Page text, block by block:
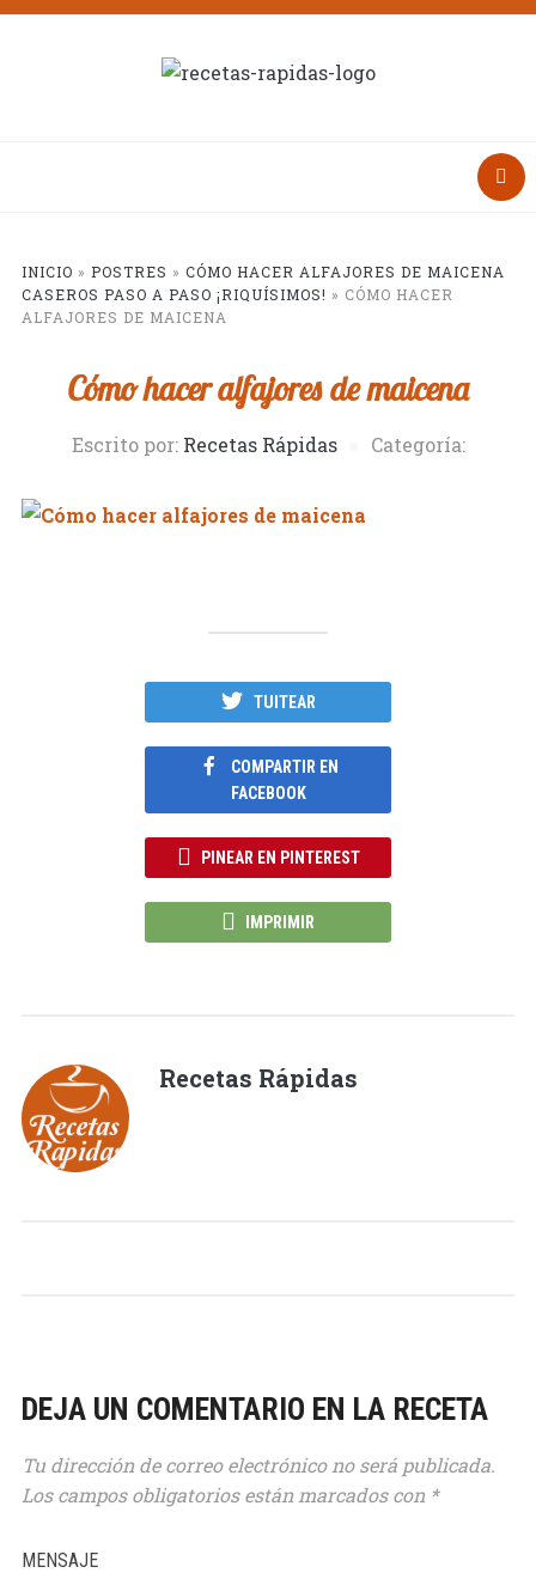
INICIO » POSTRES » CÓMO HACER ALFAJORES DE MAICENA
CASEROS PASO A PASO ¡RIQUÍSIMOS! » CÓMO HACER
ALFAJORES DE MAICENA
Cómo hacer alfajores de maicena
Escrito por: Recetas Rápidas Categoría:
TUITEAR
COMPARTIR EN
FACEBOOK
PINEAR EN PINTEREST
IMPRIMIR
Recetas Rápidas
DEJA UN COMENTARIO EN LA RECETA
Tu dirección de correo electrónico no será publicada.
Los campos obligatorios están marcados con *
MENSAJE